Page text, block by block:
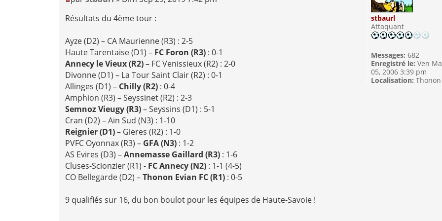
Résultats du 4ème tour :
Ayze (D2) – CA Maurienne (R3) : 2-5
Haute Tarentaise (D1) – FC Foron (R3) : 0-1
Annecy le Vieux (R2)– FC Venissieux (R2) : 2-0
Divonne (D1) – La Tour Saint Clair (R2) : 0-1
Allinges (D1) – Chilly (R2) : 0-4
Amphion (R3) – Seyssinet (R2) : 2-3
Semnoz Vieugy (R3)– Seyssins (D1) : 5-1
Cran (D2) – Ain Sud (N3) : 1-10
Reignier (D1)– Gieres (R2) : 1-0
PVFC Oyonnax (R3) – GFA (N3) : 1-2
AS Evires (D3) –Annemasse Gaillard (R3) : 1-6
Cluses-Scionzier (R1) - FC Annecy (N2) : 1-1 (4-5)
CO Bellegarde (D2) –Thonon Evian FC (R1) : 0-5
9 qualifiés sur 16, du bon boulot pour les équipes de Haute-Savoie !
stbaurl
Attaquant
Messages: 682
Enregistré le: Ven
05, 2006 3:39 pm
Localisation: Thonon